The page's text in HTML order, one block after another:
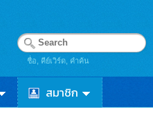
ชื่อ, คีย์เวิร์ด, คำค้น
สมาชิก